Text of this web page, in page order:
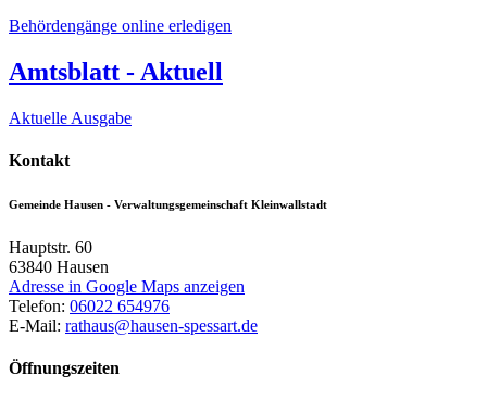
Behördengänge online erledigen
Amtsblatt - Aktuell
Aktuelle Ausgabe
Kontakt
Gemeinde Hausen - Verwaltungsgemeinschaft Kleinwallstadt
Hauptstr. 60
63840 Hausen
Adresse in Google Maps anzeigen
Telefon: 06022 654976
E-Mail: rathaus@hausen-spessart.de
Öffnungszeiten